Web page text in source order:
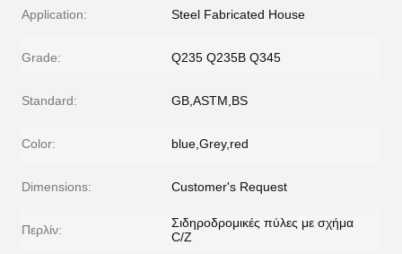
Application: Steel Fabricated House
Grade: Q235 Q235B Q345
Standard: GB,ASTM,BS
Color: blue,Grey,red
Dimensions: Customer's Request
Περλίν:
Σιδηροδρομικές πύλες με σχήμα
C/Z